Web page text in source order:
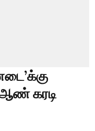
ஆண் கரடி